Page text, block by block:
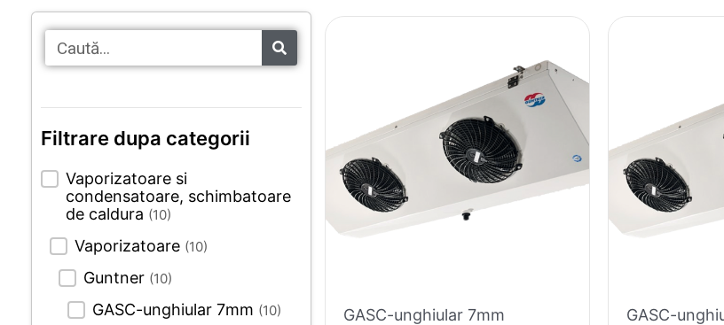
Caută
Filtrare dupa categorii
Filtrare dupa categorii
Vaporizatoare si
condensatoare, schimbatoare
de caldura (10)
Vaporizatoare (10)
Guntner (10)
GASC-unghiular 7mm (10) GASC-unghiular 7mm GASC-